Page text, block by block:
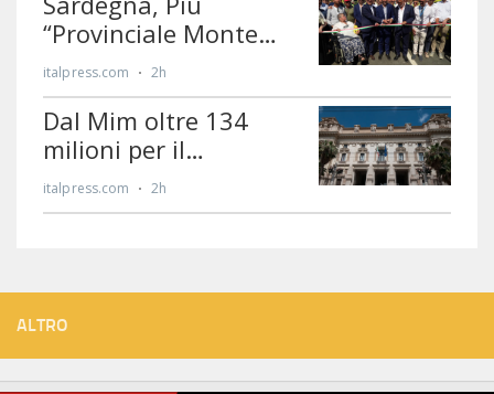
ALTRO